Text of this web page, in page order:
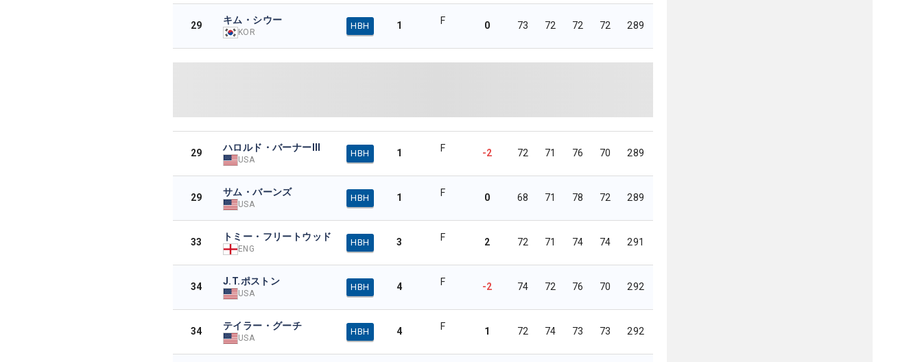
29 キム・シウー
KOR
HBH 1 F 0 73 72 72 72 289
29 ハロルド・バーナーIII
USA
HBH 1 F -2 72 71 76 70 289
29 サム・バーンズ
USA
HBH 1 F 0 68 71 78 72 289
33 トミー・フリートウッド
ENG
HBH 3 F 2 72 71 74 74 291
34 J.T.ポストン
USA
HBH 4 F -2 74 72 76 70 292
34 テイラー・グーチ
USA
HBH 4 F 1 72 74 73 73 292